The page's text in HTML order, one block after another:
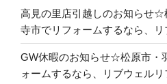
高見の里店引越しのお知らせ☆
寺市でリフォームするなら、
GW休暇のお知らせ☆松原市・
ォームするなら、リブウェル